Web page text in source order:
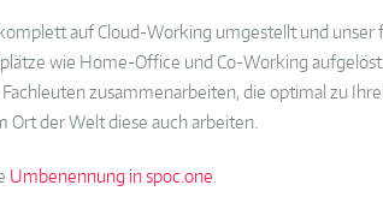
auf Cloud-Working umgestellt und unser
wie Home-Office und Co-Working
zusammenarbeiten, die optimal zu
Ort der Welt diese auch arbeiten.
Umbenennung in spoc.one.